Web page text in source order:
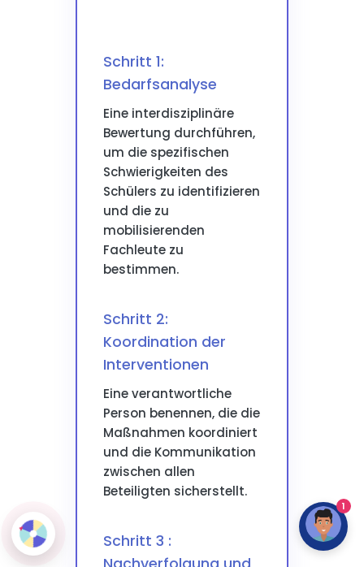
Schritt 1:
Bedarfsanalyse
Eine interdisziplinäre
Bewertung durchführen,
um die spezifischen
Schwierigkeiten des
Schülers zu identifizieren
und die zu
mobilisierenden
Fachleute zu
bestimmen.
Schritt 2:
Koordination der
Interventionen
Eine verantwortliche
Person benennen, die die
Maßnahmen koordiniert
und die Kommunikation
zwischen allen
Beteiligten sicherstellt.
Schritt 3 :
1